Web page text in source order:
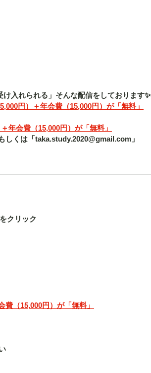
入れられる」そんな配信をしております✨
円）＋年会費（15,000円）が「無料」
年会費（15,000円）が「無料」
しくは「taka.study.2020@gmail.com」
をクリック
（15,000円）が「無料」